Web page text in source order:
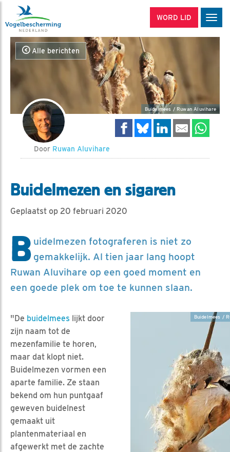
WORD LID
Alle berichten
Buidelmees / Ruwan Aluvihare
Door Ruwan Aluvihare
Buidelmezen en sigaren
Geplaatst op 20 februari 2020
B uidelmezen fotograferen is niet zo
gemakkelijk. Al tien jaar lang hoopt
Ruwan Aluvihare op een goed moment en
een goede plek om toe te kunnen slaan.
Buidelmees /
"De buidelmees lijkt door
zijn naam tot de
mezenfamilie te horen,
maar dat klopt niet.
Buidelmezen vormen een
aparte familie. Ze staan
bekend om hun puntgaaf
geweven buidelnest
gemaakt uit
plantenmateriaal en
afgewerkt met de zachte